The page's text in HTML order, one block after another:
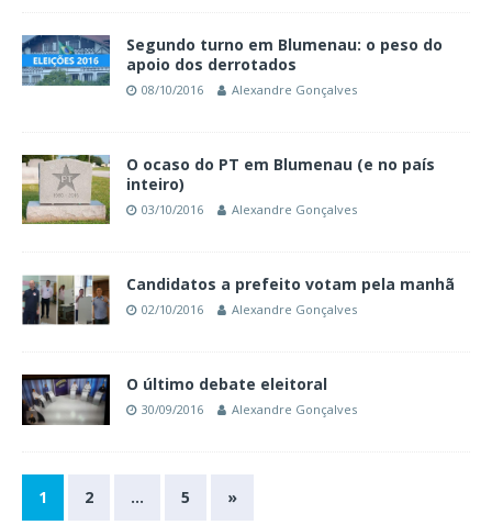
Segundo turno em Blumenau: o peso do
apoio dos derrotados
08/10/2016 Alexandre Gonçalves
O ocaso do PT em Blumenau (e no país
inteiro)
03/10/2016 Alexandre Gonçalves
Candidatos a prefeito votam pela manhã
02/10/2016 Alexandre Gonçalves
O último debate eleitoral
30/09/2016 Alexandre Gonçalves
1 2 … 5 »